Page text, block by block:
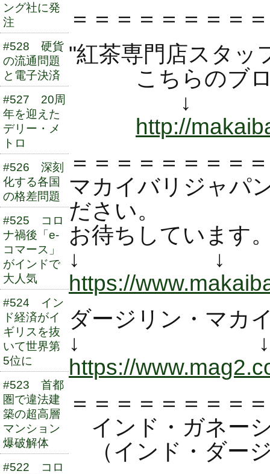
ング社に発
注
#528 硬貨
の流通問題
と電子決済
#527 20周
年を迎えた
デリー・メ
トロ
#526 深刻
化する各国
の格差問題
#525 コロ
ナ禍後「e-
コマース」
がインドで
大人気
#524 イン
ド経済がイ
ギリスを抜
いて世界第
5位に
#523 首都
圏で違法建
築の超高層
マンション
爆破解体
#522 コロ
＝＝＝＝＝＝＝＝
"紅茶専門店スタッ
こちらのブログ
↓
http://
＝＝＝＝＝＝＝＝
マカイバリジャパ
ださい。
お待ちしています
↓ ↓
https://
ダージリン・マカ
↓
https://
＝＝＝＝＝＝＝＝
インド・ガネー
（インド・ダー